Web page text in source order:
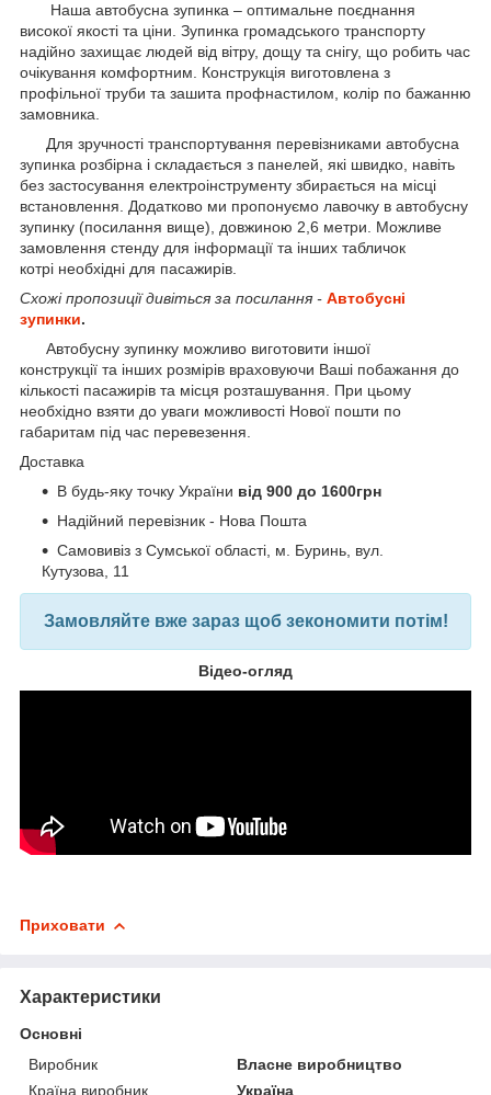
Наша автобусна зупинка – оптимальне поєднання
високої якості та ціни. Зупинка громадського транспорту
надійно захищає людей від вітру, дощу та снігу, що робить час
очікування комфортним. Конструкція виготовлена з
профільної труби та зашита профнастилом, колір по бажанню
замовника.
Для зручності транспортування перевізниками автобусна
зупинка розбірна і складається з панелей, які швидко, навіть
без застосування електроінструменту збирається на місці
встановлення. Додатково ми пропонуємо лавочку в автобусну
зупинку (посилання вище), довжиною 2,6 метри. Можливе
замовлення стенду для інформації та інших табличок
котрі необхідні для пасажирів.
Схожі пропозиції дивіться за посилання - Автобусні
зупинки.
Автобусну зупинку можливо виготовити іншої
конструкції та інших розмірів враховуючи Ваші побажання до
кількості пасажирів та місця розташування. При цьому
необхідно взяти до уваги можливості Нової пошти по
габаритам під час перевезення.
Доставка
В будь-яку точку України від 900 до 1600грн
Надійний перевізник - Нова Пошта
Самовивіз з Сумської області, м. Буринь, вул.
Кутузова, 11
Замовляйте вже зараз щоб зекономити потім!
Відео-огляд
Приховати
Характеристики
Основні
Виробник
Власне виробництво
Країна виробник
Україна